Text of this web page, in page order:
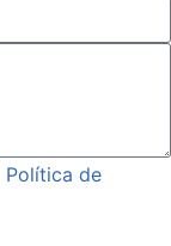
Política de